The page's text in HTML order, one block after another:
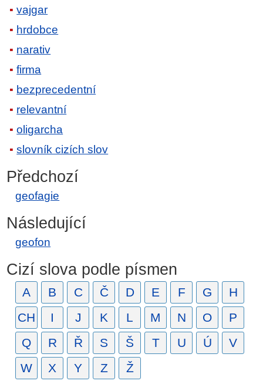
vajgar
hrdobce
narativ
firma
bezprecedentní
relevantní
oligarcha
slovník cizích slov
Předchozí
geofagie
Následující
geofon
Cizí slova podle písmen
A B C Č D E F G
H
CH
I J K L M N O
P
Q
R Ř S Š T U Ú
V
W
X Y Z Ž